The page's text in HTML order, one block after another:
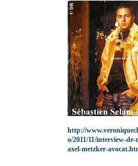
http://
o/2011/11/interview-
axel-metzker-